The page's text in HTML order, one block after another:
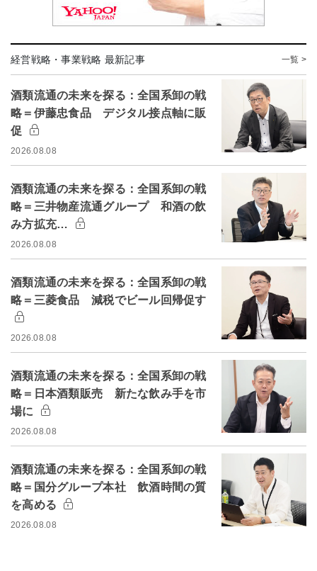
経営戦略・事業戦略 最新記事 一覧 >
酒類流通の未来を探る：全国系卸の戦
略＝伊藤忠食品 デジタル接点軸に販
促
2026.08.08
酒類流通の未来を探る：全国系卸の戦
略＝三井物産流通グループ 和酒の飲
み方拡充…
2026.08.08
酒類流通の未来を探る：全国系卸の戦
略＝三菱食品 減税でビール回帰促す
2026.08.08
酒類流通の未来を探る：全国系卸の戦
略＝日本酒類販売 新たな飲み手を市
場に
2026.08.08
酒類流通の未来を探る：全国系卸の戦
略＝国分グループ本社 飲酒時間の質
を高める
2026.08.08